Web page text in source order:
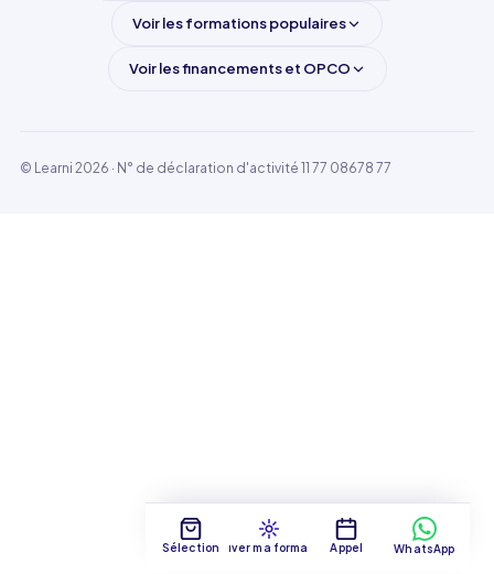
Voir les formations populaires
Voir les financements et OPCO
© Learni 2026 · N° de déclaration d'activité 11 77 08678 77
SélectionTrouver ma formationAppel WhatsApp